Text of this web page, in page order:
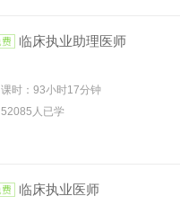
临床执业助理医师
课时：93小时17分钟
52085人已学
临床执业医师